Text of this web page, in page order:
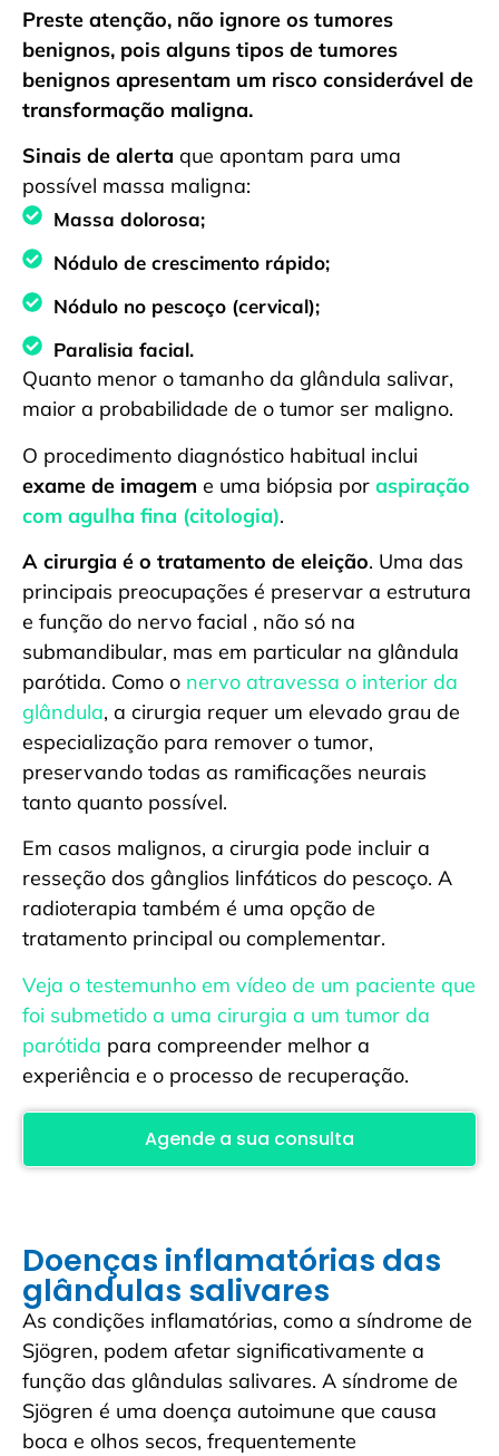
Preste atenção, não ignore os tumores
benignos, pois alguns tipos de tumores
benignos apresentam um risco considerável de
transformação maligna.
Sinais de alerta que apontam para uma
possível massa maligna:
Massa dolorosa;
Nódulo de crescimento rápido;
Nódulo no pescoço (cervical);
Paralisia facial.
Quanto menor o tamanho da glândula salivar,
maior a probabilidade de o tumor ser maligno.
O procedimento diagnóstico habitual inclui
exame de imagem e uma biópsia por aspiração
com agulha fina (citologia).
A cirurgia é o tratamento de eleição. Uma das
principais preocupações é preservar a estrutura
e função do nervo facial , não só na
submandibular, mas em particular na glândula
parótida. Como o nervo atravessa o interior da
glândula, a cirurgia requer um elevado grau de
especialização para remover o tumor,
preservando todas as ramificações neurais
tanto quanto possível.
Em casos malignos, a cirurgia pode incluir a
resseção dos gânglios linfáticos do pescoço. A
radioterapia também é uma opção de
tratamento principal ou complementar.
Veja o testemunho em vídeo de um paciente que
foi submetido a uma cirurgia a um tumor da
parótida para compreender melhor a
experiência e o processo de recuperação.
Agende a sua consulta
Doenças inflamatórias das
glândulas salivares
As condições inflamatórias, como a síndrome de
Sjögren, podem afetar significativamente a
função das glândulas salivares. A síndrome de
Sjögren é uma doença autoimune que causa
boca e olhos secos, frequentemente